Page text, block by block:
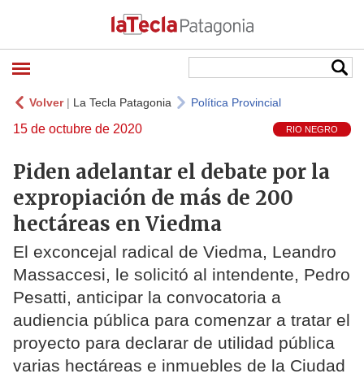
Volver| La Tecla Patagonia Política Provincial
15 de octubre de 2020 RIO NEGRO
Piden adelantar el debate por la
expropiación de más de 200
hectáreas en Viedma
El exconcejal radical de Viedma, Leandro
Massaccesi, le solicitó al intendente, Pedro
Pesatti, anticipar la convocatoria a
audiencia pública para comenzar a tratar el
proyecto para declarar de utilidad pública
varias hectáreas e inmuebles de la Ciudad